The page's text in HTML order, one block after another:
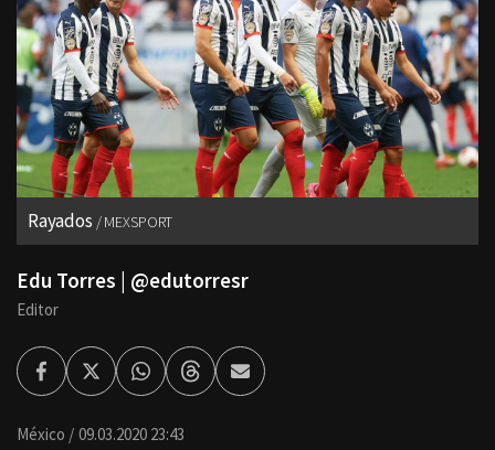
Rayados MEXSPORT
Edu Torres | @edutorresr
Editor
FacebookTwitterWhatsappThreadsEnviar
por
México 09.03.2020 23:43